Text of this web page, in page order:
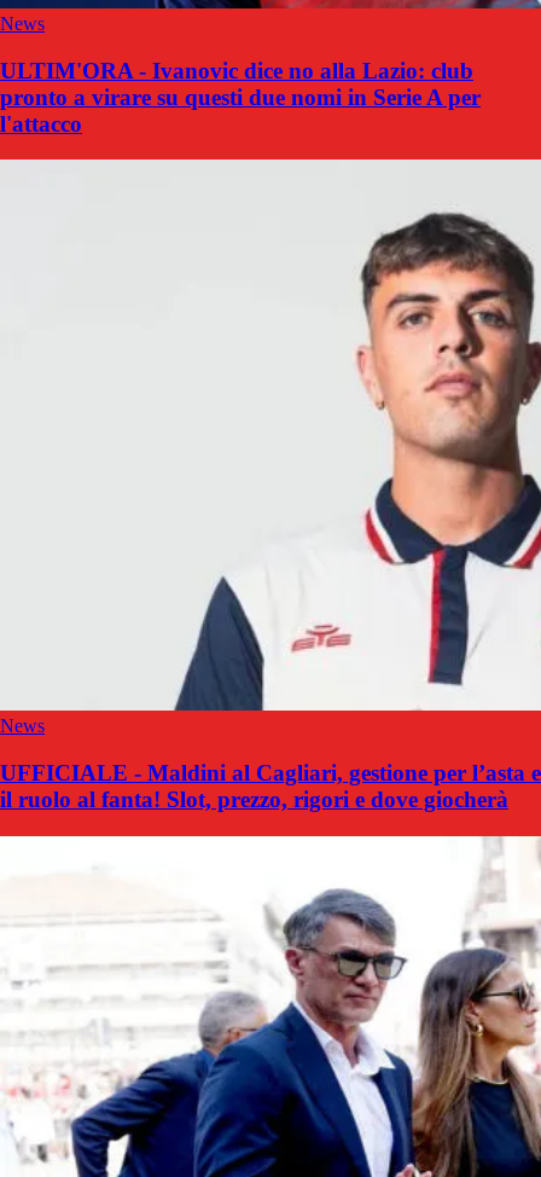
News
ULTIM'ORA - Ivanovic dice no alla Lazio: club
pronto a virare su questi due nomi in Serie A per
l'attacco
News
UFFICIALE - Maldini al Cagliari, gestione per l’asta e
il ruolo al fanta! Slot, prezzo, rigori e dove giocherà